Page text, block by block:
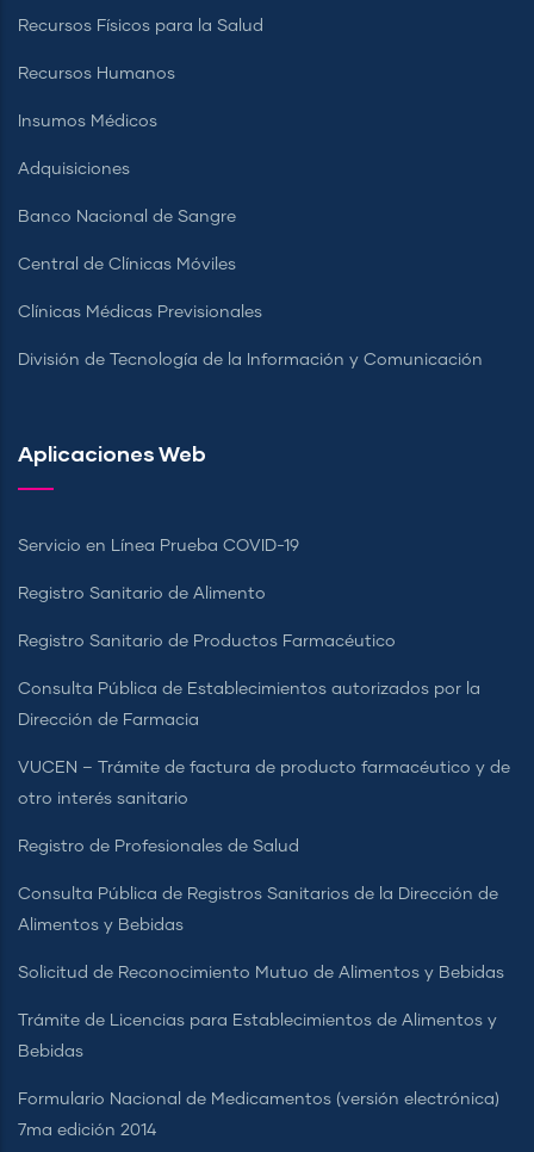
Recursos Físicos para la Salud
Recursos Humanos
Insumos Médicos
Adquisiciones
Banco Nacional de Sangre
Central de Clínicas Móviles
Clínicas Médicas Previsionales
División de Tecnología de la Información y Comunicación
Aplicaciones Web
Servicio en Línea Prueba COVID-19
Registro Sanitario de Alimento
Registro Sanitario de Productos Farmacéutico
Consulta Pública de Establecimientos autorizados por la
Dirección de Farmacia
VUCEN – Trámite de factura de producto farmacéutico y de
otro interés sanitario
Registro de Profesionales de Salud
Consulta Pública de Registros Sanitarios de la Dirección de
Alimentos y Bebidas
Solicitud de Reconocimiento Mutuo de Alimentos y Bebidas
Trámite de Licencias para Establecimientos de Alimentos y
Bebidas
Formulario Nacional de Medicamentos (versión electrónica)
7ma edición 2014